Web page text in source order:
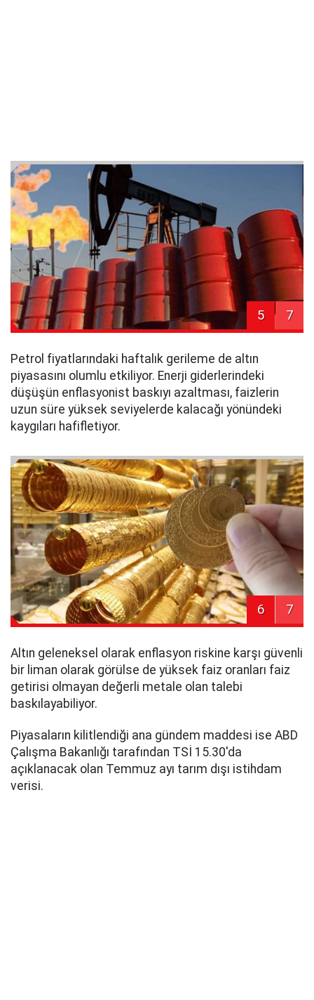
5 7
Petrol fiyatlarındaki haftalık gerileme de altın
piyasasını olumlu etkiliyor. Enerji giderlerindeki
düşüşün enflasyonist baskıyı azaltması, faizlerin
uzun süre yüksek seviyelerde kalacağı yönündeki
kaygıları hafifletiyor.
6 7
Altın geleneksel olarak enflasyon riskine karşı güvenli
bir liman olarak görülse de yüksek faiz oranları faiz
getirisi olmayan değerli metale olan talebi
baskılayabiliyor.
Piyasaların kilitlendiği ana gündem maddesi ise ABD
Çalışma Bakanlığı tarafından TSİ 15.30'da
açıklanacak olan Temmuz ayı tarım dışı istihdam
verisi.